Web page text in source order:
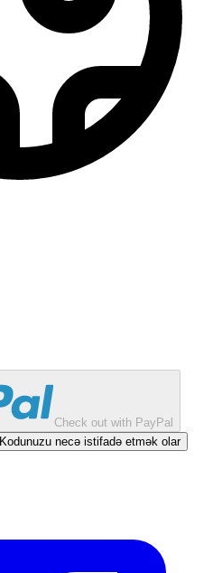
Check out with PayPal
Kodunuzu necə istifadə etmək olar